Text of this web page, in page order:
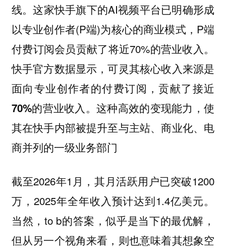
线。这家快手旗下的AI视频平台已明确形成
以专业创作者(P端)为核心的商业模式，P端
付费订阅会员贡献了将近70%的营业收入。
快手官方数据显示，可灵其核心收入来源是
面向专业创作者的付费订阅，贡献了接近
70%的营业收入。这种高效的变现能力，使
其在快手内部被提升至与主站、商业化、电
商并列的一级业务部门
截至2026年1月，其月活跃用户已突破1200
万，2025年全年收入预计达到1.4亿美元。
当然，to b的答案，似乎是当下的最优解，
但从另一个视角来看，则也意味着其想象空